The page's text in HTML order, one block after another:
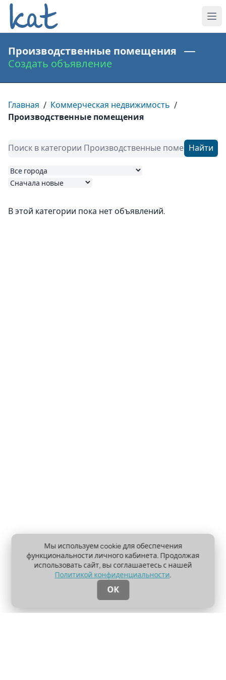
Производственные помещения —
Создать объявление
Главная / Коммерческая недвижимость /
Производственные помещения
Найти
В этой категории пока нет объявлений.
Мы используем cookie для обеспечения
функциональности личного кабинета. Продолжая
использовать сайт, вы соглашаетесь с нашей
Политикой конфиденциальности.
ОК